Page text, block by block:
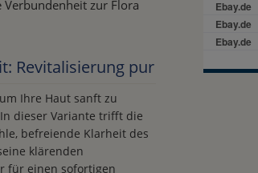
zur Flora
Revitalisierung pur
Ihre Haut sanft zu
dieser Variante trifft die
befreiende Klarheit des
klärenden
für einen sofortigen